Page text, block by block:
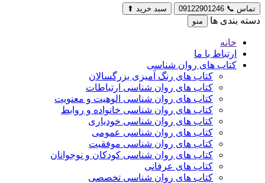
تماس 📞
09122901246 سبد خرید ⬆
دسته بندی ها منو
خانه
ارتباط با ما
کتاب های روان شناسی
کتاب های رنگ آمیزی بزرگسالان
کتاب های روان شناسی ارتباطات
کتاب های روان شناسی الوهیت و معنویت
کتاب های روان شناسی خانواده و روابط
کتاب های روان شناسی خودیاری
کتاب های روان شناسی عمومی
کتاب های روان شناسی موفقیت
کتاب های روان شناسی کودکان و نوجوانان
کتاب های عرفانی
کتاب های روان شناسی تخصصی